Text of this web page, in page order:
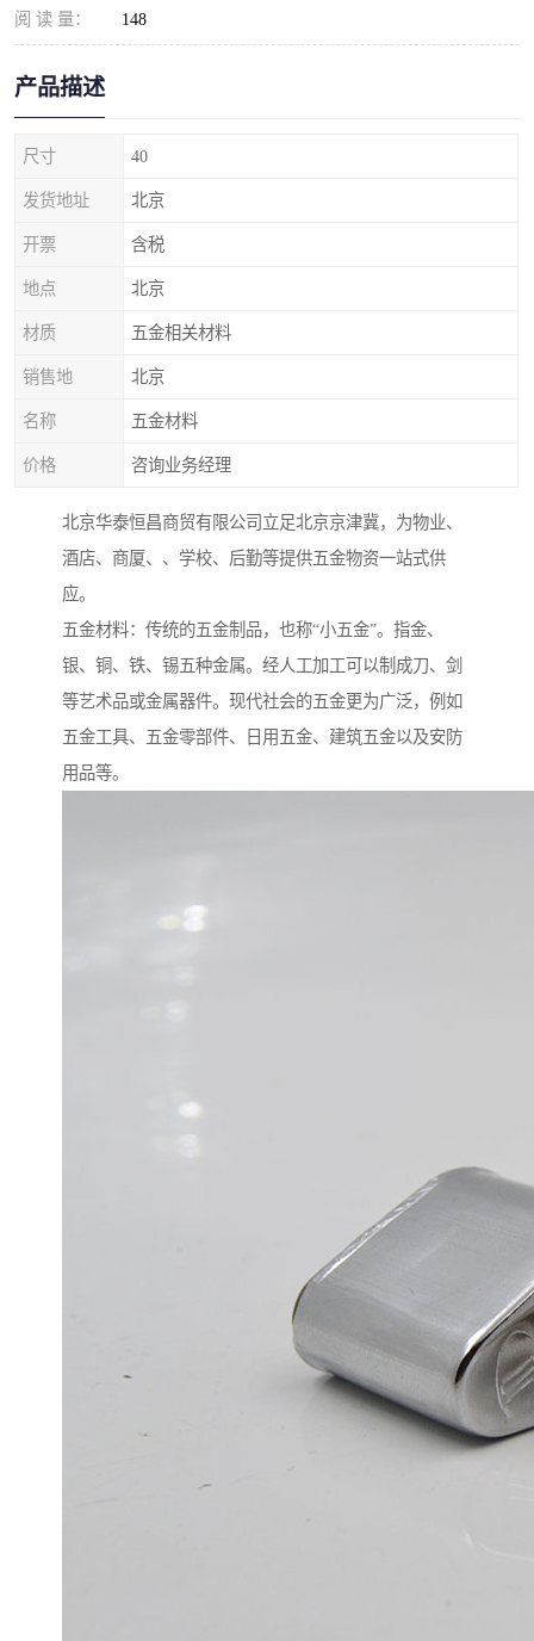
阅 读 量： 148
产品描述
尺寸 40
发货地址 北京
开票 含税
地点 北京
材质 五金相关材料
销售地 北京
名称 五金材料
价格 咨询业务经理
北京华泰恒昌商贸有限公司立足北京京津冀，为物业、
酒店、商厦、、学校、后勤等提供五金物资一站式供
应。
五金材料：传统的五金制品，也称“小五金”。指金、
银、铜、铁、锡五种金属。经人工加工可以制成刀、剑
等艺术品或金属器件。现代社会的五金更为广泛，例如
五金工具、五金零部件、日用五金、建筑五金以及安防
用品等。